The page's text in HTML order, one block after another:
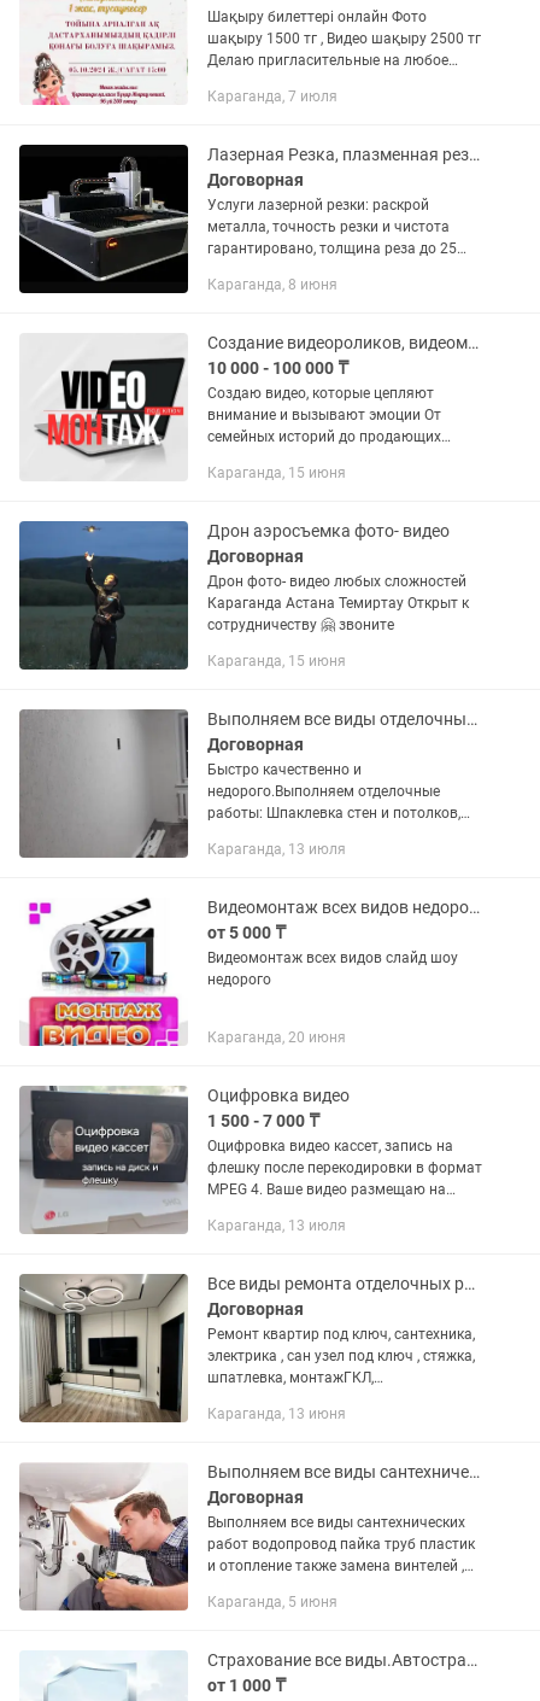
Шақыру билеттері онлайн Фото
шақыру 1500 тг , Видео шақыру 2500 тг
Делаю пригласительные на любое
другие мои объявления
Караганда, 7 июля
Лазерная Резка, плазменная резка, все виды металлообработки,все виды сварки
Договорная
Услуги лазерной резки: раскрой
металла, точность резки и чистота
гарантировано, толщина реза до 25
изготовления металлоконструкции: Все
Караганда, 8 июня
Создание видеороликов, видеомонтаж, рилсмейкер, контентмейкер
10 000 - 100 000 ₸
Создаю видео, которые цепляют
внимание и вызывают эмоции От
семейных историй до продающих
ключ. Я — видеомонтажер, рилсмейкер
Караганда, 15 июня
Дрон аэросъемка фото- видео
Договорная
Дрон фото- видео любых сложностей
Караганда Астана Темиртау Открыт к
сотрудничеству 🤗 звоните
Караганда, 15 июня
Выполняем все виды отделочных работ.
Договорная
Быстро качественно и
недорого.Выполняем отделочные
работы: Шпаклевка стен и потолков,
красок,галтель.Декоративная
Караганда, 13 июля
Видеомонтаж всех видов недорого
от 5 000 ₸
Видеомонтаж всех видов слайд шоу
недорого
Караганда, 20 июня
Оцифровка видео
1 500 - 7 000 ₸
Оцифровка видео кассет, запись на
флешку после перекодировки в формат
MPEG 4. Ваше видео размещаю на
проблем можете поделиться с
Караганда, 13 июля
Все виды ремонта отделочных работ!
Договорная
Ремонт квартир под ключ, сантехника,
электрика , сан узел под ключ , стяжка,
шпатлевка, монтажГКЛ,
общем делаем все что связано с
Караганда, 13 июня
Выполняем все виды сантехнических работ
Договорная
Выполняем все виды сантехнических
работ водопровод пайка труб пластик
и отопление также замена винтелей ,
отопления ,полотенце сушителей
Караганда, 5 июня
Страхование все виды.Автостраховка.
от 1 000 ₸